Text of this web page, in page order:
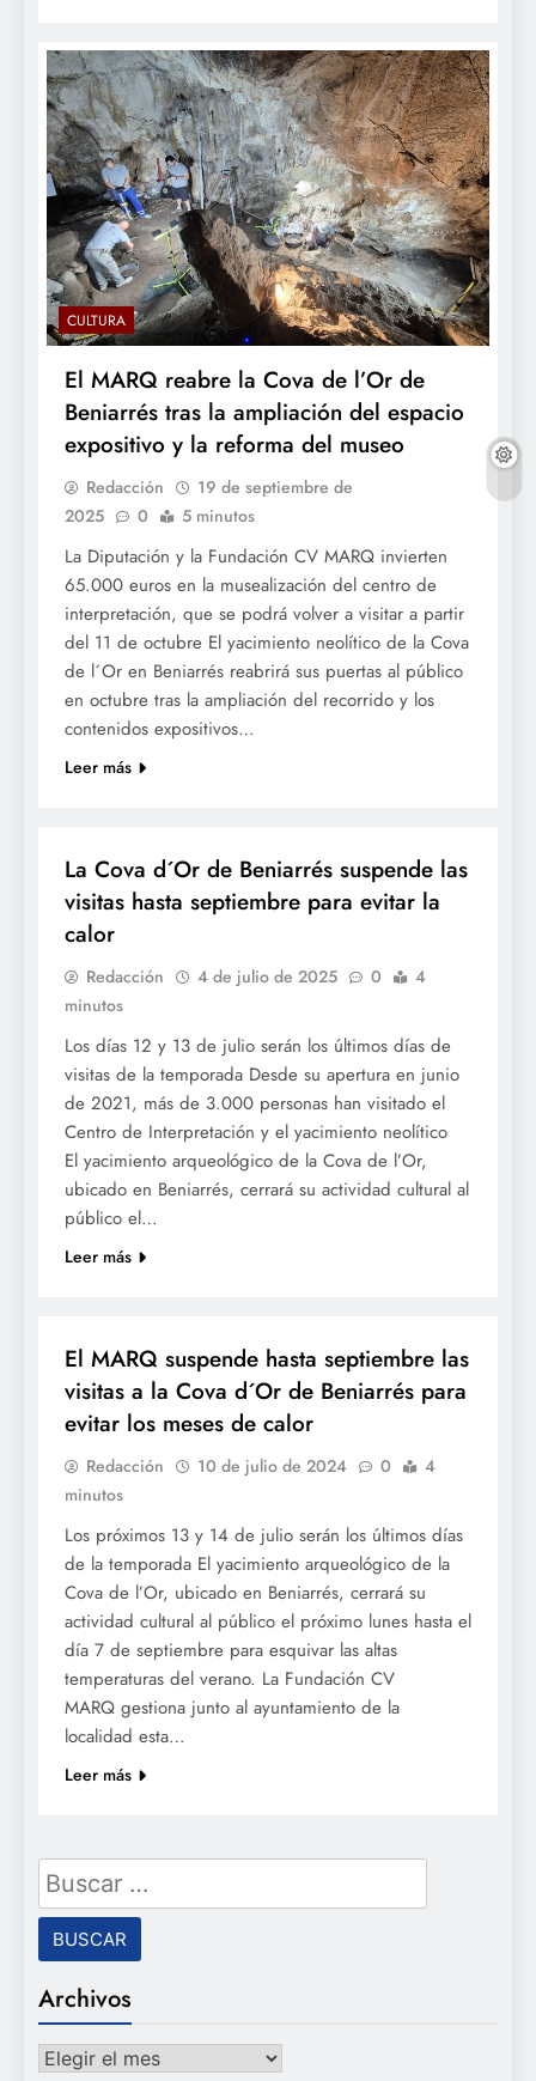
CULTURA
El MARQ reabre la Cova de l’Or de
Beniarrés tras la ampliación del espacio
expositivo y la reforma del museo
Redacción
19 de septiembre de
2025
0 5 minutos
La Diputación y la Fundación CV MARQ invierten
65.000 euros en la musealización del centro de
interpretación, que se podrá volver a visitar a partir
del 11 de octubre El yacimiento neolítico de la Cova
de l´Or en Beniarrés reabrirá sus puertas al público
en octubre tras la ampliación del recorrido y los
contenidos expositivos…
Leer más
La Cova d´Or de Beniarrés suspende las
visitas hasta septiembre para evitar la
calor
Redacción 4 de julio de 2025 0
4
minutos
Los días 12 y 13 de julio serán los últimos días de
visitas de la temporada Desde su apertura en junio
de 2021, más de 3.000 personas han visitado el
Centro de Interpretación y el yacimiento neolítico
El yacimiento arqueológico de la Cova de l’Or,
ubicado en Beniarrés, cerrará su actividad cultural al
público el…
Leer más
El MARQ suspende hasta septiembre las
visitas a la Cova d´Or de Beniarrés para
evitar los meses de calor
Redacción 10 de julio de 2024 0
4
minutos
Los próximos 13 y 14 de julio serán los últimos días
de la temporada El yacimiento arqueológico de la
Cova de l’Or, ubicado en Beniarrés, cerrará su
actividad cultural al público el próximo lunes hasta el
día 7 de septiembre para esquivar las altas
temperaturas del verano. La Fundación CV
MARQ gestiona junto al ayuntamiento de la
localidad esta…
Leer más
Buscar:
Archivos
Archivos